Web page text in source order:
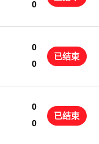
0
0
0
已结束
0
0
已结束